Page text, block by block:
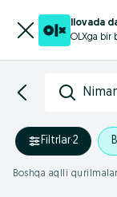
Ilovada
OLXga bir
Filtrlar·2
Boshqa aqlli